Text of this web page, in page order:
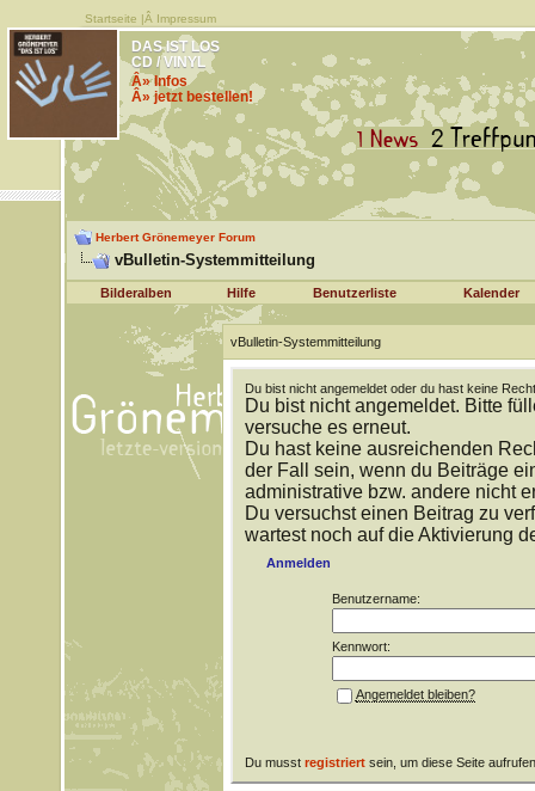
Startseite |Â Impressum
DAS IST LOS
CD / VINYL
Â» Infos
Â» jetzt bestellen!
Herbert Grönemeyer Forum
vBulletin-Systemmitteilung
Bilderalben Hilfe Benutzerliste Kalender
vBulletin-Systemmitteilung
Du bist nicht angemeldet oder du hast keine
Du bist nicht angemeldet. Bitte
versuche es erneut.
Du hast keine ausreichenden
der Fall sein, wenn du Beiträge
administrative bzw. andere nicht
Du versuchst einen Beitrag zu
wartest noch auf die Aktivierung
Anmelden
Benutzername:
Kennwort:
Angemeldet bleiben?
Du musst registriertsein, um diese Seite